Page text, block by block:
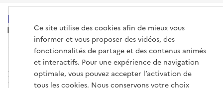
MINISTÈRE
DE L'ENSEIGNEMENT
SUPÉRIEUR,
DE LA RECHERCHE
ET DE L'ESPACE
Ce site utilise des cookies afin de mieux vous
informer et vous proposer des vidéos, des
fonctionnalités de partage et des contenus animés
et interactifs. Pour une expérience de navigation
optimale, vous pouvez accepter l’activation de
tous les cookies. Nous conservons votre choix